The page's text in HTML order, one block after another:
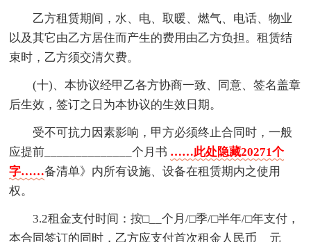
乙方租赁期间，水、电、取暖、燃气、电话、物业
以及其它由乙方居住而产生的费用由乙方负担。租赁结
束时，乙方须交清欠费。
(十)、本协议经甲乙各方协商一致、同意、签名盖章
后生效，签订之日为本协议的生效日期。
受不可抗力因素影响，甲方必须终止合同时，一般
应提前______________个月书 ……此处隐藏20271个
字……备清单》内所有设施、设备在租赁期内之使用
权。
3.2租金支付时间：按□__个月/□季/□半年/□年支付，
本合同签订的同时，乙方应支付首次租金人民币__元